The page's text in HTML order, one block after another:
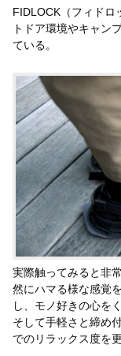
FIDLOCK（フィドロ
トドア環境やキャン
ている。
実際触ってみると非
然にハマる様な感覚
し、モノ好きの心を
そして手軽さと締め
でのリラックス度を